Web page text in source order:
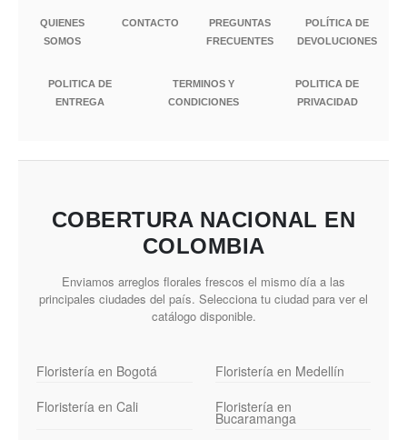
QUIENES
SOMOS
CONTACTO
PREGUNTAS
FRECUENTES
POLÍTICA DE
DEVOLUCIONES
POLITICA DE
ENTREGA
TERMINOS Y
CONDICIONES
POLITICA DE
PRIVACIDAD
COBERTURA NACIONAL EN
COLOMBIA
Enviamos arreglos florales frescos el mismo día a las
principales ciudades del país. Selecciona tu ciudad para ver el
catálogo disponible.
Floristería en Bogotá
Floristería en Medellín
Floristería en Cali
Floristería en
Bucaramanga